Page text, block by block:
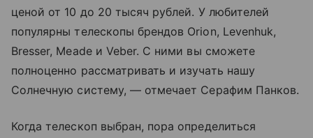
ценой от 10 до 20 тысяч рублей. У любителей
популярны телескопы брендов Orion, Levenhuk,
Bresser, Meade и Veber. С ними вы сможете
полноценно рассматривать и изучать нашу
Солнечную систему, — отмечает Серафим Панков.
Когда телескоп выбран, пора определиться